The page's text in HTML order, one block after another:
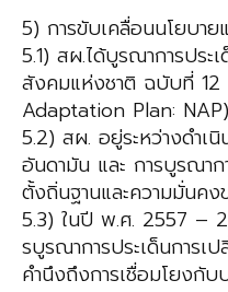
5) การขับเคลื่อนนโยบา
5.1) สผ.ได้บูรณาการปร
สังคมแห่งชาติ ฉบับที่ 12
Adaptation Plan: NAP)
5.2) สผ. อยู่ระหว่างดำเ
อันดามัน และ การบูรณาก
ตั้งถิ่นฐานและความมั่นคง
5.3) ในปี พ.ศ. 2557 –
รบูรณาการประเด็นการ
คำนึงถึงการเชื่อมโยงกั